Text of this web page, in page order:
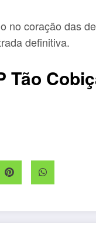
no coração das
definitiva.
Tão